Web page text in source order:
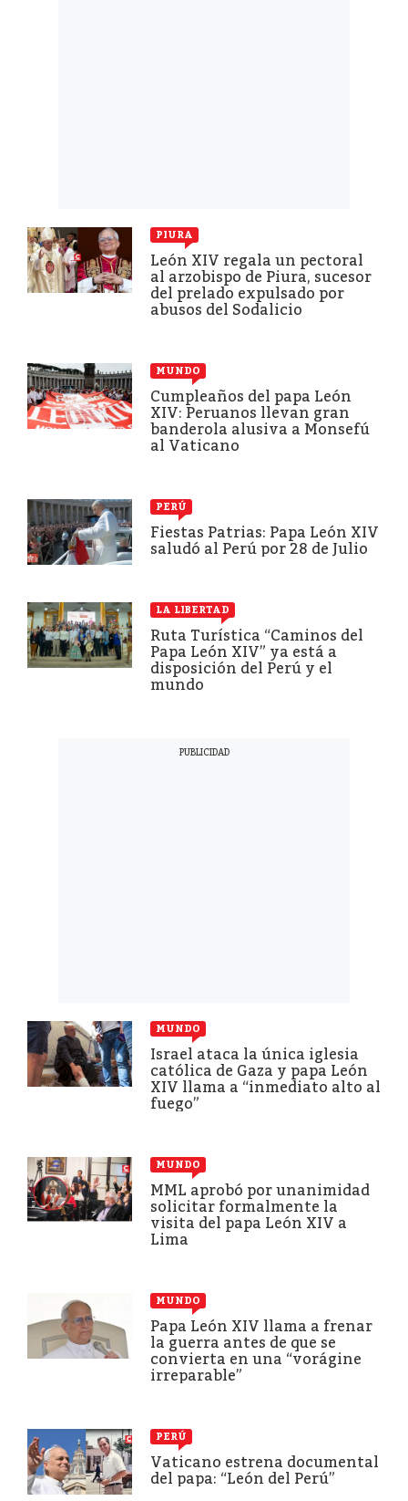
PIURA
León XIV regala un pectoral
al arzobispo de Piura, sucesor
del prelado expulsado por
abusos del Sodalicio
MUNDO
Cumpleaños del papa León
XIV: Peruanos llevan gran
banderola alusiva a Monsefú
al Vaticano
PERÚ
Fiestas Patrias: Papa León XIV
saludó al Perú por 28 de Julio
LA LIBERTAD
Ruta Turística “Caminos del
Papa León XIV” ya está a
disposición del Perú y el
mundo
MUNDO
Israel ataca la única iglesia
católica de Gaza y papa León
XIV llama a “inmediato alto al
fuego”
MUNDO
MML aprobó por unanimidad
solicitar formalmente la
visita del papa León XIV a
Lima
MUNDO
Papa León XIV llama a frenar
la guerra antes de que se
convierta en una “vorágine
irreparable”
PERÚ
Vaticano estrena documental
del papa: “León del Perú”